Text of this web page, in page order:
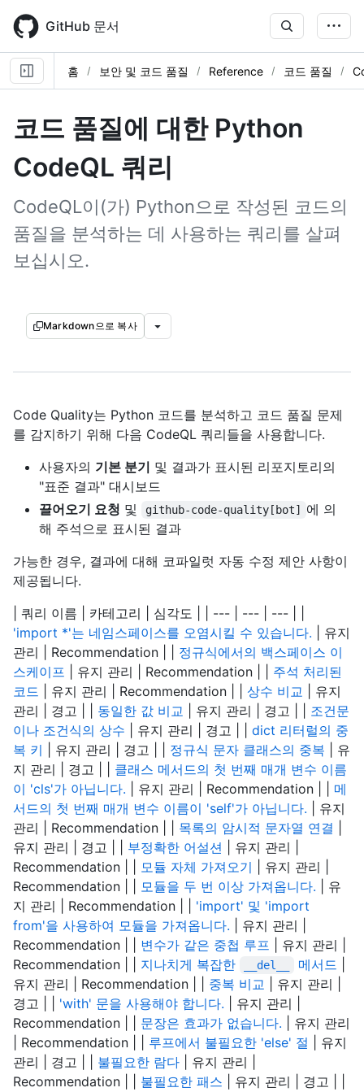
main
content
GitHub 문서
홈 보안 및 코드 품질 Reference 코드 품질
코드 품질에 대한 Python
CodeQL 쿼리
CodeQL이(가) Python으로 작성된 코드의
품질을 분석하는 데 사용하는 쿼리를 살펴
보십시오.
Markdown으로 복사
Code Quality는 Python 코드를 분석하고 코드 품질 문제
를 감지하기 위해 다음 CodeQL 쿼리들을 사용합니다.
사용자의 기본 분기 및 결과가 표시된 리포지토리의
"표준 결과" 대시보드
끌어오기 요청 및 github-code-quality[bot]
에 의
해 주석으로 표시된 결과
가능한 경우, 결과에 대해 코파일럿 자동 수정 제안 사항이
제공됩니다.
| 쿼리 이름 | 카테고리 | 심각도 | | --- | --- | --- | |
'import *'는 네임스페이스를 오염시킬 수 있습니다. | 유지
관리 | Recommendation | | 정규식에서의 백스페이스 이
스케이프 | 유지 관리 | Recommendation | | 주석 처리된
코드 | 유지 관리 | Recommendation | | 상수 비교 | 유지
관리 | 경고 | | 동일한 값 비교 | 유지 관리 | 경고 | | 조건문
이나 조건식의 상수 | 유지 관리 | 경고 | | dict 리터럴의 중
복 키 | 유지 관리 | 경고 | | 정규식 문자 클래스의 중복 | 유
지 관리 | 경고 | | 클래스 메서드의 첫 번째 매개 변수 이름
이 'cls'가 아닙니다. | 유지 관리 | Recommendation | | 메
서드의 첫 번째 매개 변수 이름이 'self'가 아닙니다. | 유지
관리 | Recommendation | | 목록의 암시적 문자열 연결
유지 관리 | 경고 | | 부정확한 어설션 | 유지 관리 |
Recommendation | | 모듈 자체 가져오기 | 유지 관리 |
Recommendation | | 모듈을 두 번 이상 가져옵니다. | 유
지 관리 | Recommendation | | 'import' 및 'import
from'을 사용하여 모듈을 가져옵니다. | 유지 관리 |
Recommendation | | 변수가 같은 중첩 루프 | 유지 관리 |
Recommendation | | 지나치게 복잡한 __del__ 메서드
유지 관리 | Recommendation | | 중복 비교 | 유지 관리 |
경고 | | 'with' 문을 사용해야 합니다. | 유지 관리 |
Recommendation | | 문장은 효과가 없습니다. | 유지 관리
| Recommendation | | 루프에서 불필요한 'else' 절 | 유지
관리 | 경고 | | 불필요한 람다 | 유지 관리 |
Recommendation | | 불필요한 패스 | 유지 관리 | 경고 | |